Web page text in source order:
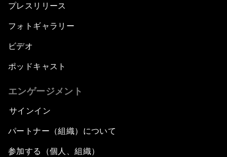
プレスリリース
フォトギャラリー
ビデオ
ポッドキャスト
エンゲージメント
サインイン
パートナー（組織）について
参加する（個人、組織）